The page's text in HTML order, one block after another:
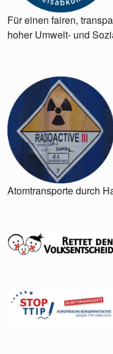
Für einen fairen,
hoher Umwelt- und
Atomtransporte durch